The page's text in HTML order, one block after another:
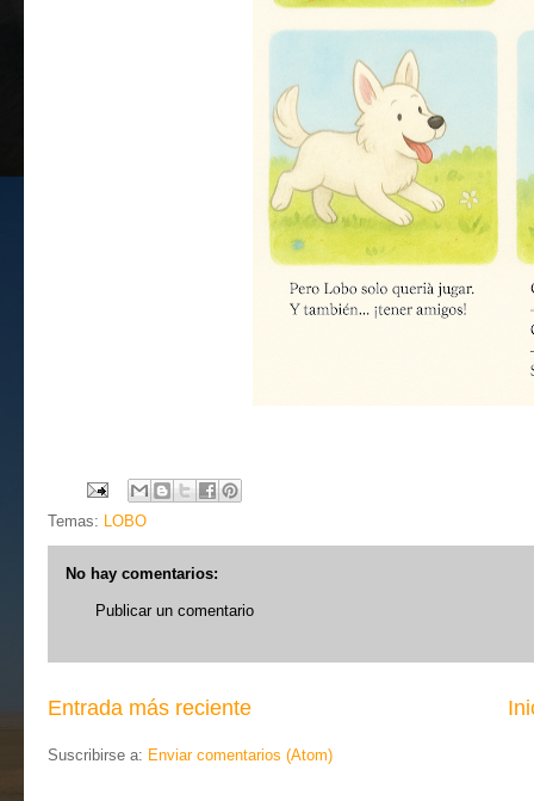
Temas: LOBO
No hay comentarios:
Publicar un comentario
Entrada más reciente
Suscribirse a: Enviar comentarios (Atom)